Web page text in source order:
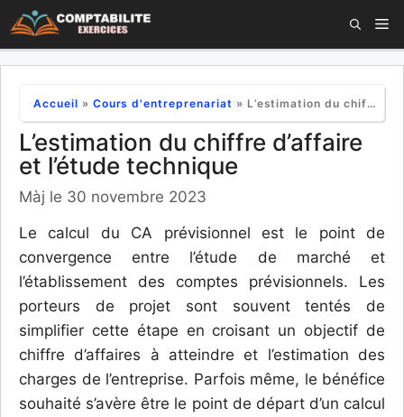
Aller
au
Accueil » Cours d'entreprenariat » L’estimation du chiffre d’affaire et l’étude technique
L’estimation du chiffre d’affaire
et l’étude technique
Màj le 30 novembre 2023
Le calcul du CA prévisionnel est le point de
convergence entre l’étude de marché et
l’établissement des comptes prévisionnels. Les
porteurs de projet sont souvent tentés de
simplifier cette étape en croisant un objectif de
chiffre d’affaires à atteindre et l’estimation des
charges de l’entreprise. Parfois même, le bénéfice
souhaité s’avère être le point de départ d’un calcul